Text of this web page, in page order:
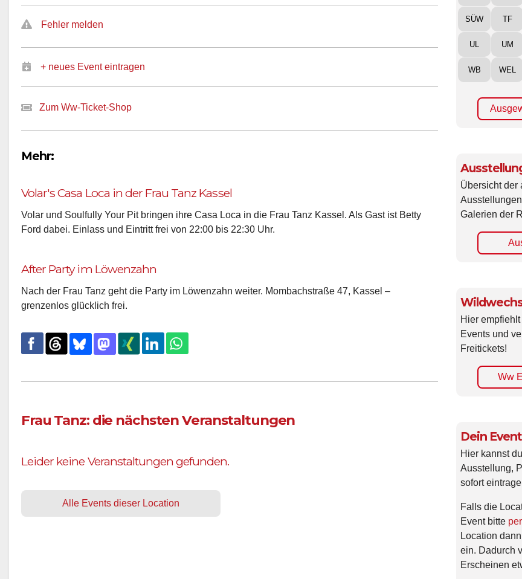
Fehler melden
+ neues Event eintragen
Zum Ww-Ticket-Shop
Mehr:
Volar's Casa Loca in der Frau Tanz Kassel
Volar und Soulfully Your Pit bringen ihre Casa Loca in die Frau Tanz Kassel. Als Gast ist Betty
Ford dabei. Einlass und Eintritt frei von 22:00 bis 22:30 Uhr.
After Party im Löwenzahn
Nach der Frau Tanz geht die Party im Löwenzahn weiter. Mombachstraße 47, Kassel –
grenzenlos glücklich frei.
Frau Tanz: die nächsten Veranstaltungen
Leider keine Veranstaltungen gefunden.
Alle Events dieser Location
SÜW TF
UL UM
WB WEL
Übersicht der
Galerien der
Hier
Events und
Freitickets!
Ww
Dein
Hier kannst
Ausstellung,
sofort
Falls die
Event bitte
Location
ein. Dadurch
Erscheinen